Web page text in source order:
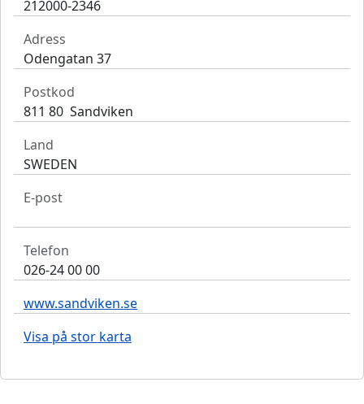
212000-2346
Adress
Odengatan 37
Postkod
811 80 Sandviken
Land
SWEDEN
E-post
Telefon
026-24 00 00
www.sandviken.se
Visa på stor karta